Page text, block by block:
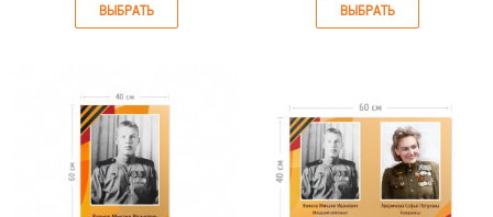
ВЫБРАТЬ ВЫБРАТЬ